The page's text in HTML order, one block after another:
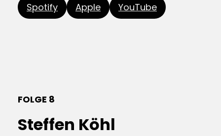
Spotify Apple YouTube
FOLGE 8
Steffen Köhl